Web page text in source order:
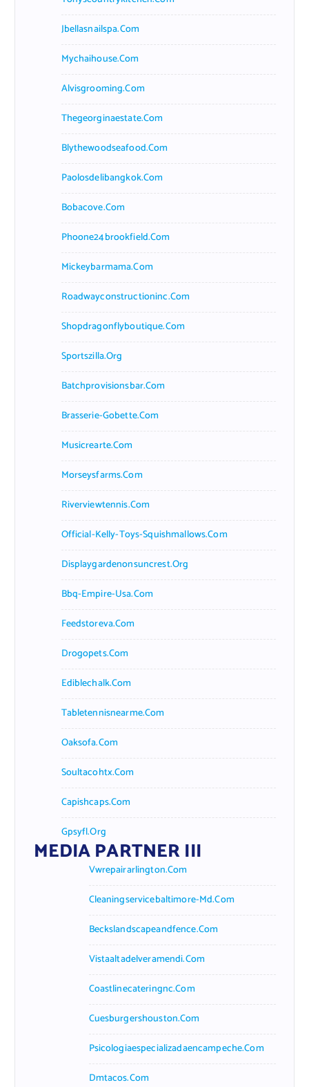
Jbellasnailspa.com
Mychaihouse.com
Alvisgrooming.com
Thegeorginaestate.com
Blythewoodseafood.com
Paolosdelibangkok.com
Bobacove.com
Phoone24brookfield.com
Mickeybarmama.com
Roadwayconstructioninc.com
Shopdragonflyboutique.com
Sportszilla.org
Batchprovisionsbar.com
Brasserie-Gobette.com
Musicrearte.com
Morseysfarms.com
Riverviewtennis.com
Official-Kelly-Toys-Squishmallows.com
Displaygardenonsuncrest.org
Bbq-Empire-Usa.com
Feedstoreva.com
Drogopets.com
Ediblechalk.com
Tabletennisnearme.com
Oaksofa.com
Soultacohtx.com
Capishcaps.com
Gpsyfl.org
MEDIA PARTNER III
Vwrepairarlington.com
Cleaningservicebaltimore-Md.com
Beckslandscapeandfence.com
Vistaaltadelveramendi.com
Coastlinecateringnc.com
Cuesburgershouston.com
Psicologiaespecializadaencampeche.com
Dmtacos.com